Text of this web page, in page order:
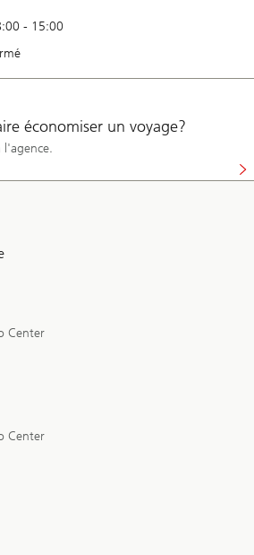
- 15:00
économiser un voyage?
l'agence.
Center
Center